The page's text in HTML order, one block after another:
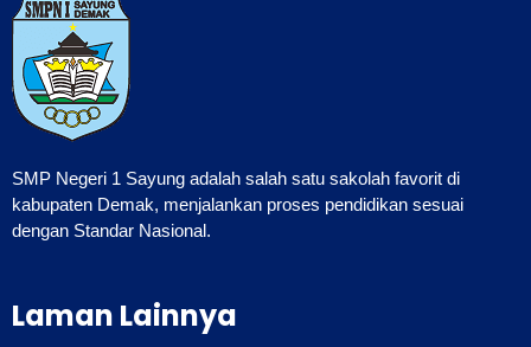
SMP Negeri 1 Sayung adalah salah satu sakolah favorit di
kabupaten Demak, menjalankan proses pendidikan sesuai
dengan Standar Nasional.
Laman Lainnya